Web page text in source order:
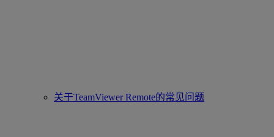
关于TeamViewer Remote的常见问题